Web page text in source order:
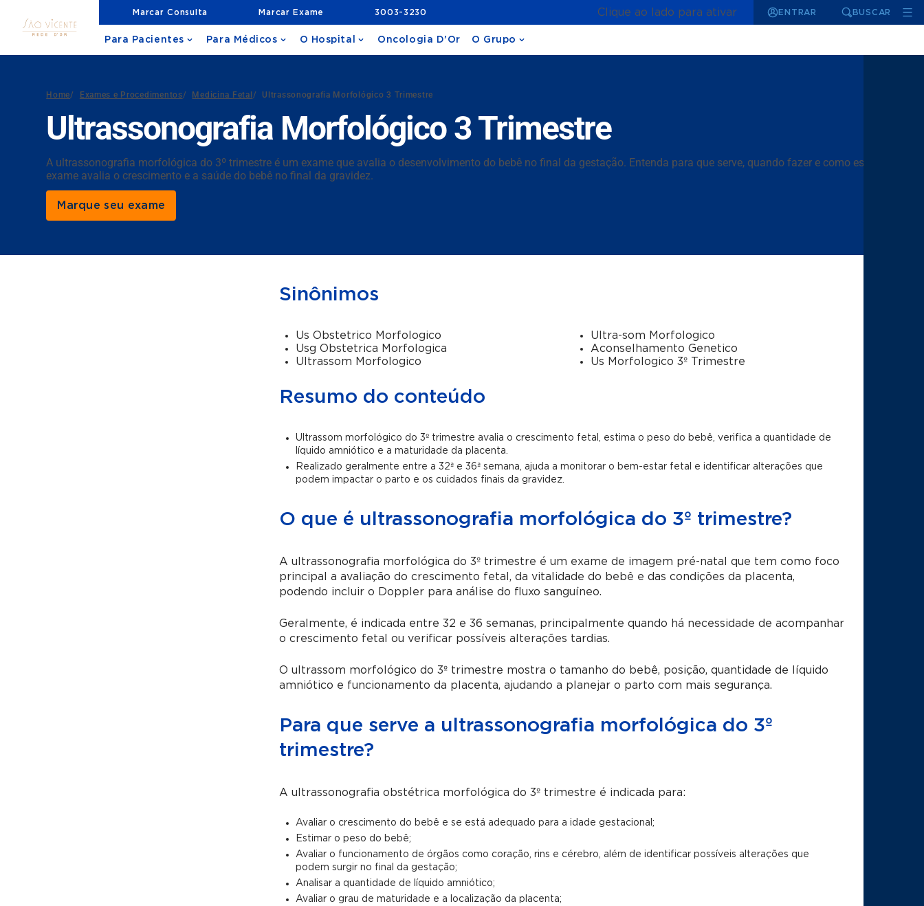
Marcar Consulta Marcar Exame 3003-3230 Clique ao lado para ativar ENTRAR BUSCAR
Para Pacientes Para Médicos O Hospital Oncologia D'Or O Grupo
Home/ Exames e Procedimentos/ Medicina Fetal / Ultrassonografia Morfológico 3 Trimestre
Ultrassonografia Morfológico 3 Trimestre
A ultrassonografia morfológica do 3º trimestre é um exame que avalia o desenvolvimento do bebê no final da gestação. Entenda para que serve, quando fazer e como esse
exame avalia o crescimento e a saúde do bebê no final da gravidez.
Marque seu exame
Sinônimos
Us Obstetrico Morfologico
Usg Obstetrica Morfologica
Ultrassom Morfologico
Ultra-som Morfologico
Aconselhamento Genetico
Us Morfologico 3º Trimestre
Resumo do conteúdo
Ultrassom morfológico do 3º trimestre avalia o crescimento fetal, estima o peso do bebê, verifica a quantidade de
líquido amniótico e a maturidade da placenta.
Realizado geralmente entre a 32ª e 36ª semana, ajuda a monitorar o bem-estar fetal e identificar alterações que
podem impactar o parto e os cuidados finais da gravidez.
O que é ultrassonografia morfológica do 3º trimestre?
A ultrassonografia morfológica do 3º trimestre é um exame de imagem pré-natal que tem como foco
principal a avaliação do crescimento fetal, da vitalidade do bebê e das condições da placenta,
podendo incluir o Doppler para análise do fluxo sanguíneo.
Geralmente, é indicada entre 32 e 36 semanas, principalmente quando há necessidade de acompanhar
o crescimento fetal ou verificar possíveis alterações tardias.
O ultrassom morfológico do 3º trimestre mostra o tamanho do bebê, posição, quantidade de líquido
amniótico e funcionamento da placenta, ajudando a planejar o parto com mais segurança.
Para que serve a ultrassonografia morfológica do 3º
trimestre?
A ultrassonografia obstétrica morfológica do 3º trimestre é indicada para:
Avaliar o crescimento do bebê e se está adequado para a idade gestacional;
Estimar o peso do bebê;
Avaliar o funcionamento de órgãos como coração, rins e cérebro, além de identificar possíveis alterações que
podem surgir no final da gestação;
Analisar a quantidade de líquido amniótico;
Avaliar o grau de maturidade e a localização da placenta;